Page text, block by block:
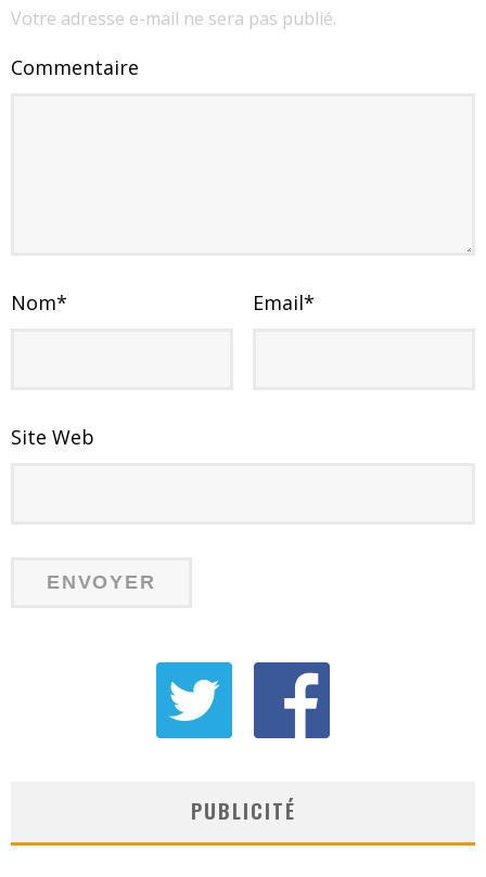
Votre adresse e-mail ne sera pas publié.
Commentaire
Nom* Email*
Site Web
PUBLICITÉ